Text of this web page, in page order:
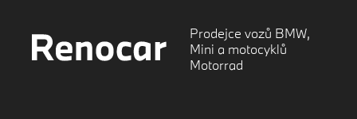
Prodejce vozů BMW,
Mini a motocyklů
Motorrad